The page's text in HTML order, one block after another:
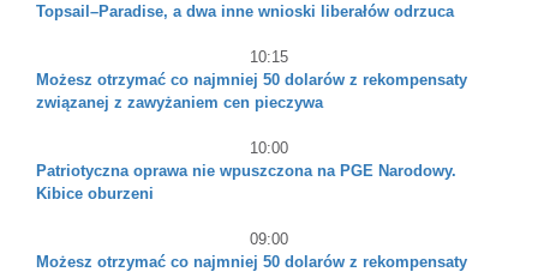
Topsail–Paradise, a dwa inne wnioski liberałów odrzuca
10:15
Możesz otrzymać co najmniej 50 dolarów z rekompensaty
związanej z zawyżaniem cen pieczywa
10:00
Patriotyczna oprawa nie wpuszczona na PGE Narodowy.
Kibice oburzeni
09:00
Możesz otrzymać co najmniej 50 dolarów z rekompensaty